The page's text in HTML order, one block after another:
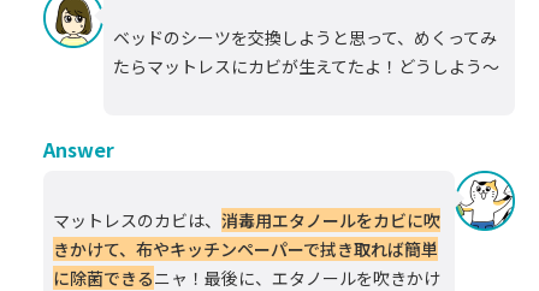
ベッドのシーツを交換しようと思って、めくってみ
たらマットレスにカビが生えてたよ！どうしよう～
Answer
マットレスのカビは、 消毒用エタノールをカビに吹
きかけて、布やキッチンペーパーで拭き取れば簡単
に除菌できるニャ！最後に、エタノールを吹きかけ